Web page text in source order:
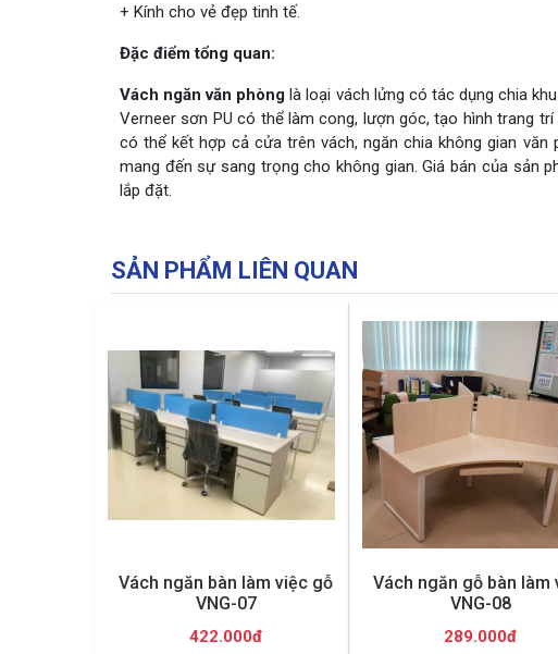
+ Kính cho vẻ đẹp tinh tế.
Đặc điểm tổng quan:
Vách ngăn văn phòng là loại vách lửng có tác dụng chia
Verneer sơn PU có thể làm cong, lượn góc, tạo hình trang
có thể kết hợp cả cửa trên vách, ngăn chia không gian
mang đến sự sang trọng cho không gian. Giá bán của sản
lắp đặt.
SẢN PHẨM LIÊN QUAN
Vách ngăn bàn làm việc gỗ
VNG-07
422.000đ
Vách ngăn gỗ bàn làm
VNG-08
289.000đ